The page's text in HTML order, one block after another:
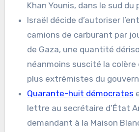
Khan Younis, dans le sud du
Israël décide d’autoriser
camions de carburant par
de Gaza, une quantité
néanmoins suscité la colère
plus extrémistes du
Quarante-huit démocrates
lettre au secrétaire d’État
demandant à la Maison